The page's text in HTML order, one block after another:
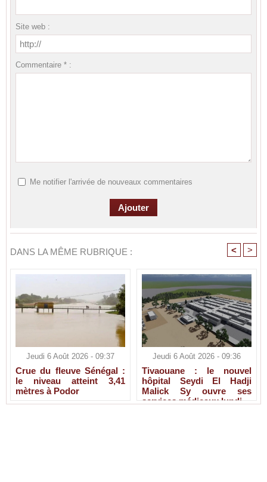
Site web :
Commentaire * :
Me notifier l'arrivée de nouveaux commentaires
DANS LA MÊME RUBRIQUE : < >
Jeudi 6 Août 2026 - 09:37
Crue du fleuve Sénégal :
le niveau atteint 3,41
mètres à Podor
Jeudi 6 Août 2026 - 09:36
Tivaouane : le nouvel
hôpital Seydi El Hadji
Malick Sy ouvre ses
services médicaux lundi